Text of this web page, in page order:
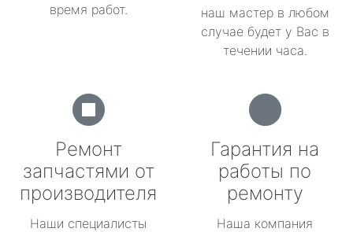
время работ.
наш мастер в любом
случае будет у Вас в
течении часа.
Ремонт
запчастями от
производителя
Наши специалисты
Гарантия на
работы по
ремонту
Наша компания